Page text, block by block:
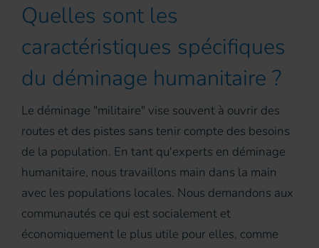
Quelles sont les
caractéristiques spécifiques
du déminage humanitaire ?
Le déminage "militaire" vise souvent à ouvrir des
routes et des pistes sans tenir compte des besoins
de la population. En tant qu'experts en déminage
humanitaire, nous travaillons main dans la main
avec les populations locales. Nous demandons aux
communautés ce qui est socialement et
économiquement le plus utile pour elles, comme